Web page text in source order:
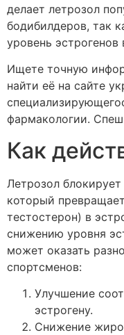
делает летрозол
бодибилдеров, так
уровень эстрогенов
Ищете точную
найти её на сайте
фармакологии.
Как
Летрозол
который
тестостерон) в
снижению уровня
может оказать
спортсменов:
Улучшение
эстрогену.
Снижение